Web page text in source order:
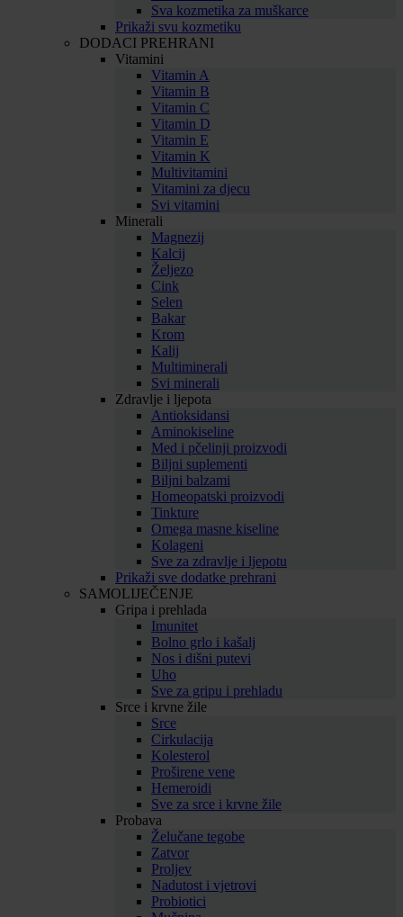
Sva kozmetika za muškarce
Prikaži svu kozmetiku
DODACI PREHRANI
Vitamini
Vitamin A
Vitamin B
Vitamin C
Vitamin D
Vitamin E
Vitamin K
Multivitamini
Vitamini za djecu
Svi vitamini
Minerali
Magnezij
Kalcij
Željezo
Cink
Selen
Bakar
Krom
Kalij
Multiminerali
Svi minerali
Zdravlje i ljepota
Antioksidansi
Aminokiseline
Med i pčelinji proizvodi
Biljni suplementi
Biljni balzami
Homeopatski proizvodi
Tinkture
Omega masne kiseline
Kolageni
Sve za zdravlje i ljepotu
Prikaži sve dodatke prehrani
SAMOLIJEČENJE
Gripa i prehlada
Imunitet
Bolno grlo i kašalj
Nos i dišni putevi
Uho
Sve za gripu i prehladu
Srce i krvne žile
Srce
Cirkulacija
Kolesterol
Proširene vene
Hemeroidi
Sve za srce i krvne žile
Probava
Želučane tegobe
Zatvor
Proljev
Nadutost i vjetrovi
Probiotici